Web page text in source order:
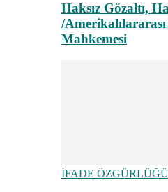
Haksız Gözaltı,
/
Mahkemesi
İFADE ÖZGÜRLÜĞÜ